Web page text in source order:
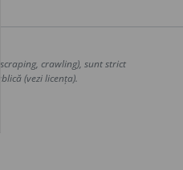
crawling), sunt strict
(vezi licența).